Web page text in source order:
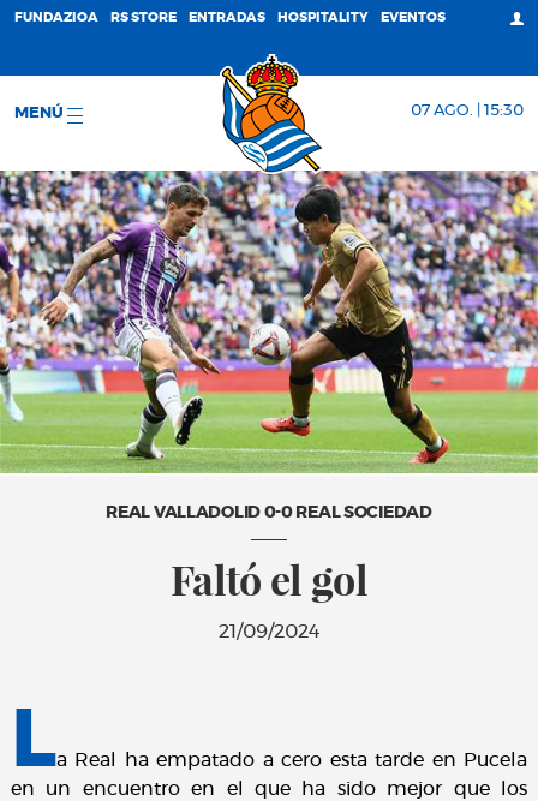
FUNDAZIOA RS STORE ENTRADAS HOSPITALITY EVENTOS
MENÚ 07 AGO. | 15:30
REAL VALLADOLID 0-0 REAL SOCIEDAD
Faltó el gol
21/09/2024
La Real ha empatado a cero esta tarde en Pucela
en un encuentro en el que ha sido mejor que los